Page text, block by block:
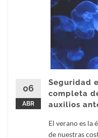
06
ABR
Seguridad
completa
auxilios
El verano es la
de nuestras